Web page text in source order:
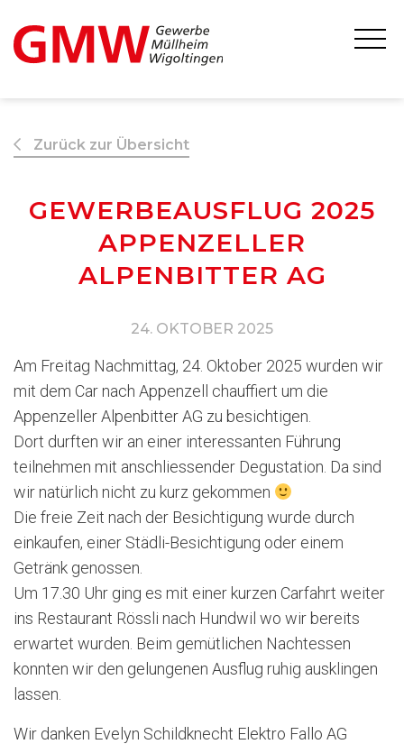
Zurück zur Übersicht
GEWERBEAUSFLUG 2025
APPENZELLER
ALPENBITTER AG
24. OKTOBER 2025
Am Freitag Nachmittag, 24. Oktober 2025 wurden wir
mit dem Car nach Appenzell chauffiert um die
Appenzeller Alpenbitter AG zu besichtigen.
Dort durften wir an einer interessanten Führung
teilnehmen mit anschliessender Degustation. Da sind
wir natürlich nicht zu kurz gekommen
Die freie Zeit nach der Besichtigung wurde durch
einkaufen, einer Städli-Besichtigung oder einem
Getränk genossen.
Um 17.30 Uhr ging es mit einer kurzen Carfahrt weiter
ins Restaurant Rössli nach Hundwil wo wir bereits
erwartet wurden. Beim gemütlichen Nachtessen
konnten wir den gelungenen Ausflug ruhig ausklingen
lassen.
Wir danken Evelyn Schildknecht Elektro Fallo AG